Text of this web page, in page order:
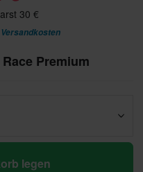
30 €
Versandkosten
Premium
legen